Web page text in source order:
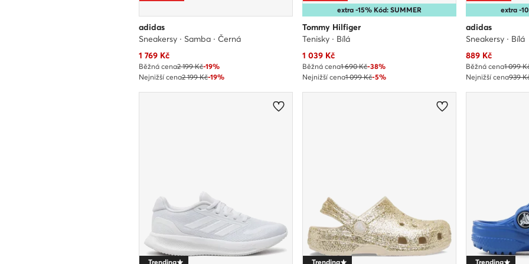
adidas
Sneakersy · Samba · Černá
Aktuální cena
1 769Kč
Běžná cena2 199 Kč-19%
Nejnižší cena2 199 Kč-19%
extra -15% Kód: SUMMER
Tommy Hilfiger
Tenisky · Bílá
Aktuální cena
1 039Kč
Běžná cena1 690 Kč-38%
Nejnižší cena1 099 Kč-5%
extra -
adidas
Sneakersy · Bílá
Aktuální cena
889 Kč
Běžná cena1 099
Nejnižší cena939
Trending
Trending
Trending